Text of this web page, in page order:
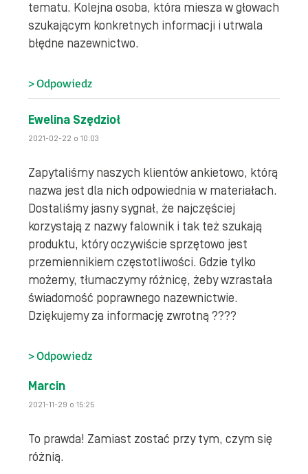
tematu. Kolejna osoba, która miesza w głowach
szukającym konkretnych informacji i utrwala
błędne nazewnictwo.
Odpowiedz
Ewelina Szędzioł
2021-02-22 o 10:03
Zapytaliśmy naszych klientów ankietowo, którą
nazwa jest dla nich odpowiednia w materiałach.
Dostaliśmy jasny sygnał, że najczęściej
korzystają z nazwy falownik i tak też szukają
produktu, który oczywiście sprzętowo jest
przemiennikiem częstotliwości. Gdzie tylko
możemy, tłumaczymy różnicę, żeby wzrastała
świadomość poprawnego nazewnictwie.
Dziękujemy za informację zwrotną ????
Odpowiedz
Marcin
2021-11-29 o 15:25
To prawda! Zamiast zostać przy tym, czym się
różnią.